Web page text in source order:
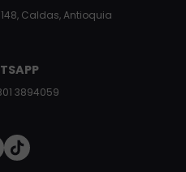
Caldas, Antioquia
3894059